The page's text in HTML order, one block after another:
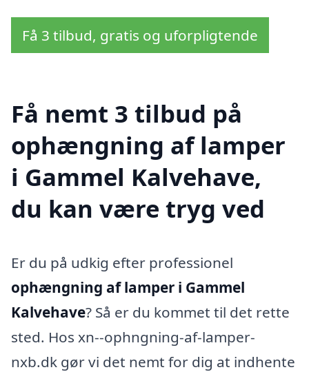
Få 3 tilbud, gratis og uforpligtende
Få nemt 3 tilbud på
ophængning af lamper
i Gammel Kalvehave,
du kan være tryg ved
Er du på udkig efter professionel
ophængning af lamper i Gammel
Kalvehave? Så er du kommet til det rette
sted. Hos xn--ophngning-af-lamper-
nxb.dk gør vi det nemt for dig at indhente